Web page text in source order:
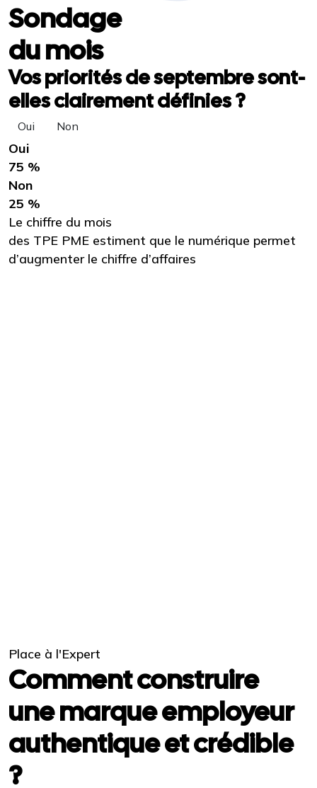
Sondage
du mois
Vos priorités de septembre sont-
elles clairement définies ?
Oui Non
Oui
75 %
Non
25 %
Le chiffre du mois
des TPE PME estiment que le numérique permet
d’augmenter le chiffre d’affaires
Place à l'Expert
Comment construire
une marque employeur
authentique et crédible
?